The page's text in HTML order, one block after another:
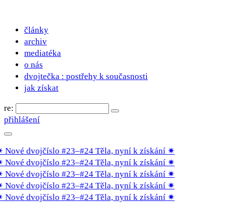
články
archiv
mediatéka
o nás
dvojtečka : postřehy k současnosti
jak získat
re:
přihlášení
dvojčíslo #23–#24 Těla, nyní k získání✷
dvojčíslo #23–#24 Těla, nyní k získání✷
dvojčíslo #23–#24 Těla, nyní k získání✷
dvojčíslo #23–#24 Těla, nyní k získání✷
dvojčíslo #23–#24 Těla, nyní k získání✷